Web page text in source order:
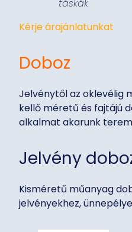
táskák
Kérje árajánlatunkat
Doboz
Jelvénytől az oklevélig
kellő méretű és fajtájú
alkalmat akarunk
Jelvény
Kisméretű műanyag
jelvényekhez,